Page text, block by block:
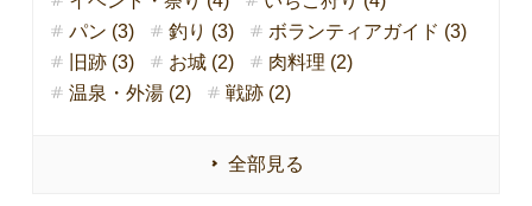
パン (3)
釣り (3)
ボランティアガイド (3)
旧跡 (3)
お城 (2)
肉料理 (2)
温泉・外湯 (2)
戦跡 (2)
全部見る